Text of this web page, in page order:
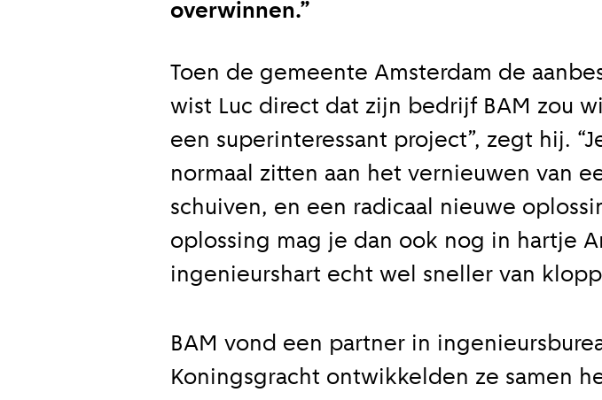
overwinnen.”
Toen de gemeente Amsterdam de
wist Luc direct dat zijn bedrijf BAM zou
een superinteressant project”, zegt hij.
normaal zitten aan het vernieuwen van
schuiven, en een radicaal nieuwe
oplossing mag je dan ook nog in hartje
ingenieurshart echt wel sneller van
BAM vond een partner in
Koningsgracht ontwikkelden ze samen